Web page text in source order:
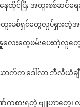
ထိုင်ပြီး အထူးစစ်ဆင်
စ်ရှင်တွေလှုပ်ရှားတဲ့အဖွဲ့
ေးတွေဖမ်းပေးတဲ့လူတွ
က ဒေါ်လာ ဘီလီယံချီ
ဏ်ကစားရတဲ့ ဗျူဟာတွ